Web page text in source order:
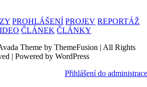
PROHLÁŠENÍ PROJEV REPORTÁŽ
ČLÁNEK ČLÁNKY
Theme by ThemeFusion | All Rights
| Powered by WordPress
Přihlášení do administrace